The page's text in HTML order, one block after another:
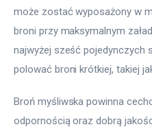
może zostać wyposażony w
broni przy maksymalnym
najwyżej sześć pojedynczych
polować broni krótkiej, takiej
Broń myśliwska powinna
odpornością oraz dobrą